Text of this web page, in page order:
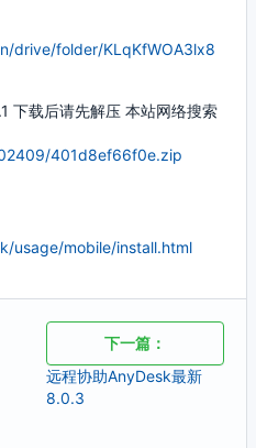
drive/folder/KLqKfWOA3lx8
下载后请先解压 本站网络搜索
401d8ef66f0e.zip
usage/mobile/install.html
下一篇：
远程协助AnyDesk最新
8.0.3